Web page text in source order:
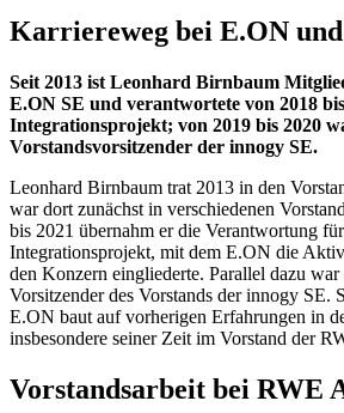
Karriereweg bei E.ON
Seit 2013 ist Leonhard Birnbaum
E.ON SE und verantwortete von 2018
Integrationsprojekt; von 2019 bis 2020
Vorstandsvorsitzender der innogy SE.
Leonhard Birnbaum trat 2013 in den
war dort zunächst in verschiedenen
bis 2021 übernahm er die Verantwortung
Integrationsprojekt, mit dem E.ON die
den Konzern eingliederte. Parallel dazu
Vorsitzender des Vorstands der innogy SE.
E.ON baut auf vorherigen Erfahrungen in
insbesondere seiner Zeit im Vorstand der
Vorstandsarbeit bei RWE